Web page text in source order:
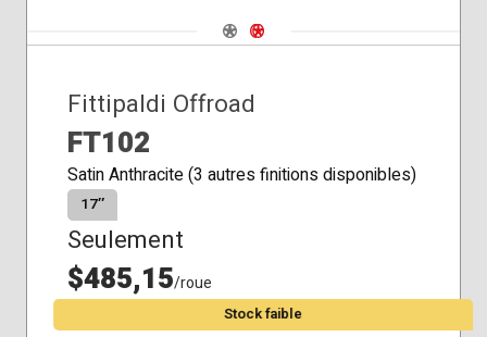
Navigate 1
Navigate 2
Fittipaldi Offroad
FT102
Satin Anthracite (3 autres finitions disponibles)
17″
Seulement
$485,15/roue
Stock faible